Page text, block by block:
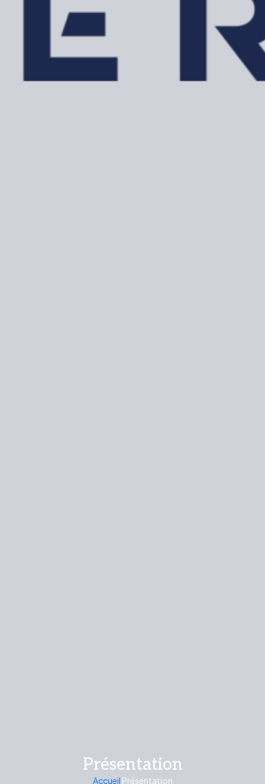
Présentation
Accueil Présentation